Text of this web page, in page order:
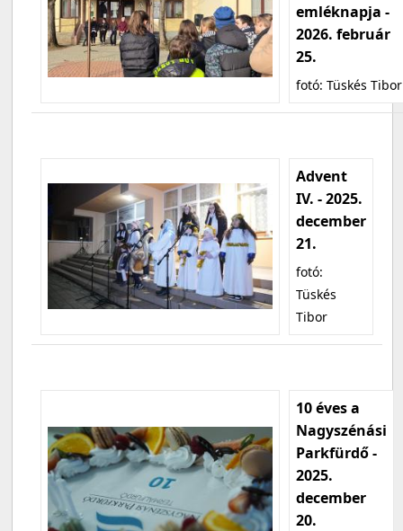
emléknapja -
2026. február
25.
fotó: Tüskés Tibor
Advent
IV. - 2025.
december
21.
fotó:
Tüskés
Tibor
10 éves a
Nagyszénási
Parkfürdő -
2025.
december
20.